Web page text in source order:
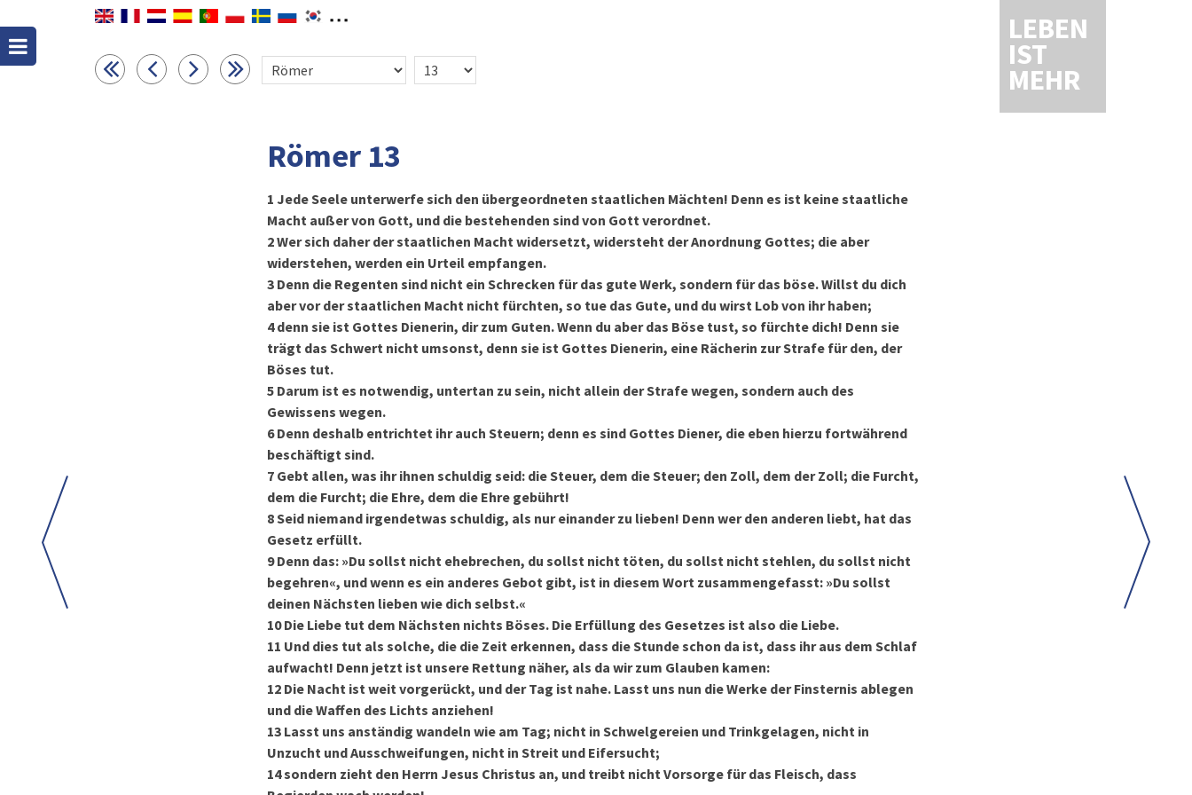
LEBEN
IST
MEHR
Römer 13
1 Jede Seele unterwerfe sich den übergeordneten staatlichen Mächten! Denn es ist keine staatliche
Macht außer von Gott, und die bestehenden sind von Gott verordnet.
2Wer sich daher der staatlichen Macht widersetzt, widersteht der Anordnung Gottes; die aber
widerstehen, werden ein Urteil empfangen.
3 Denn die Regenten sind nicht ein Schrecken für das gute Werk, sondern für das böse. Willst du dich
aber vor der staatlichen Macht nicht fürchten, so tue das Gute, und du wirst Lob von ihr haben;
4denn sie ist Gottes Dienerin, dir zum Guten. Wenn du aber das Böse tust, so fürchte dich! Denn sie
trägt das Schwert nicht umsonst, denn sie ist Gottes Dienerin, eine Rächerin zur Strafe für den, der
Böses tut.
5 Darum ist es notwendig, untertan zu sein, nicht allein der Strafe wegen, sondern auch des
Gewissens wegen.
6Denn deshalb entrichtet ihr auch Steuern; denn es sind Gottes Diener, die eben hierzu fortwährend
beschäftigt sind.
7 Gebt allen, was ihr ihnen schuldig seid: die Steuer, dem die Steuer; den Zoll, dem der Zoll; die Furcht,
dem die Furcht; die Ehre, dem die Ehre gebührt!
8Seid niemand irgendetwas schuldig, als nur einander zu lieben! Denn wer den anderen liebt, hat das
Gesetz erfüllt.
9Denn das: »Du sollst nicht ehebrechen, du sollst nicht töten, du sollst nicht stehlen, du sollst nicht
begehren«, und wenn es ein anderes Gebot gibt, ist in diesem Wort zusammengefasst: »Du sollst
deinen Nächsten lieben wie dich selbst.«
10Die Liebe tut dem Nächsten nichts Böses. Die Erfüllung des Gesetzes ist also die Liebe.
11 Und dies tut als solche, die die Zeit erkennen, dass die Stunde schon da ist, dass ihr aus dem Schlaf
aufwacht! Denn jetzt ist unsere Rettung näher, als da wir zum Glauben kamen:
12 Die Nacht ist weit vorgerückt, und der Tag ist nahe. Lasst uns nun die Werke der Finsternis ablegen
und die Waffen des Lichts anziehen!
13 Lasst uns anständig wandeln wie am Tag; nicht in Schwelgereien und Trinkgelagen, nicht in
Unzucht und Ausschweifungen, nicht in Streit und Eifersucht;
14sondern zieht den Herrn Jesus Christus an, und treibt nicht Vorsorge für das Fleisch, dass